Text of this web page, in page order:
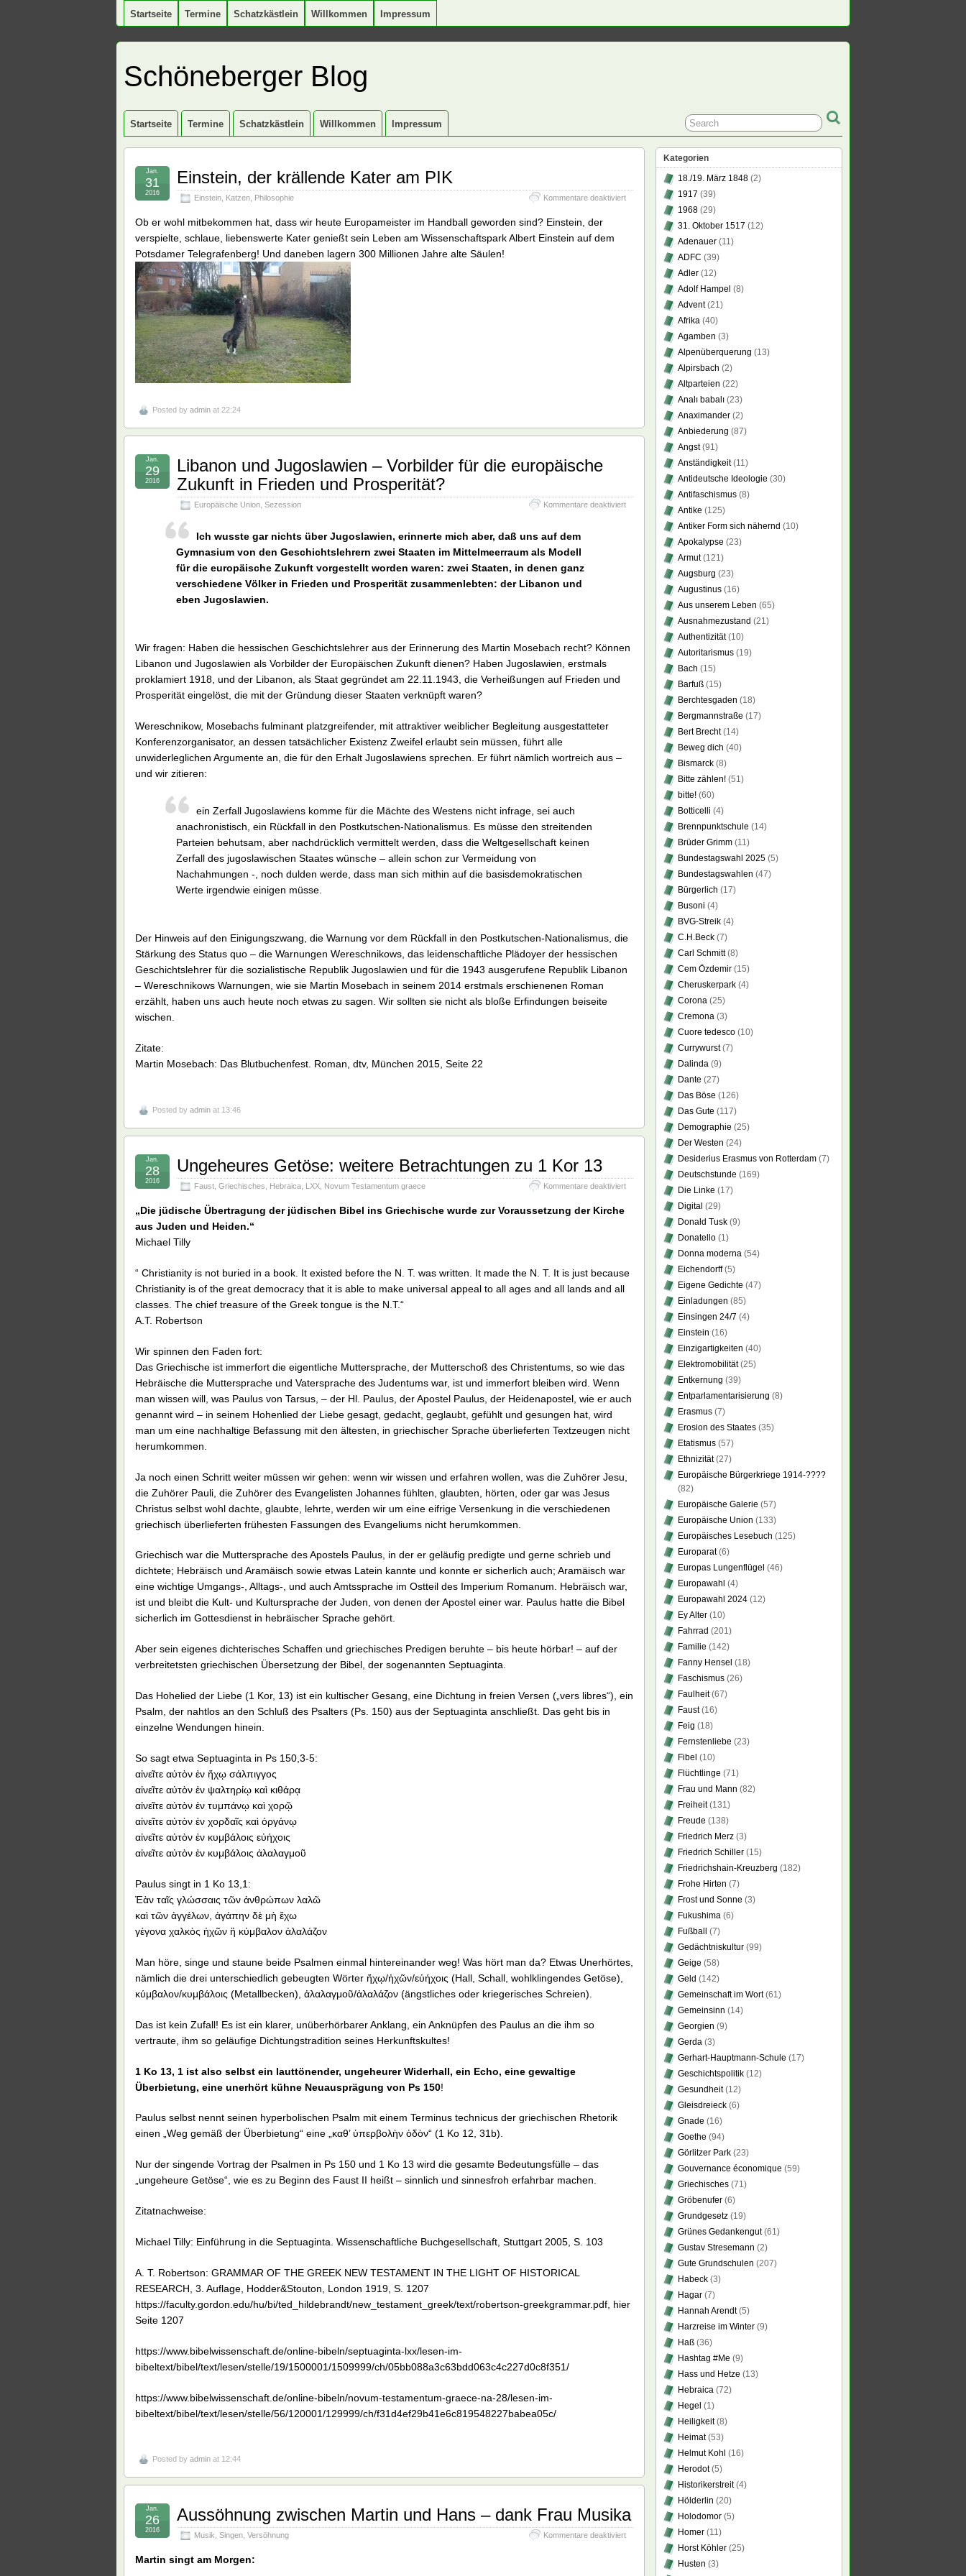
Startseite Termine Schatzkästlein Willkommen Impressum
Schöneberger Blog
Startseite Termine Schatzkästlein Willkommen Impressum
Einstein, der krällende Kater am PIK
Einstein Katzen Philosophie Kommentare deaktiviertfür
Jan.
31
2016
Ob er wohl mitbekommen hat, dass wir heute Europameister im Handball geworden sind? Einstein, der
verspielte, schlaue, liebenswerte Kater genießt sein Leben am Wissenschaftspark Albert Einstein auf dem
Potsdamer Telegrafenberg! Und daneben lagern 300 Millionen Jahre alte Säulen!
Posted by admin at 22:24
Libanon und Jugoslawien – Vorbilder für die europäische
Zukunft in Frieden und Prosperität?
Europäische Union Sezession Kommentare deaktiviertfür
Jugoslawien
europäische
Prosperität?
Jan.
29
2016
Ich wusste gar nichts über Jugoslawien, erinnerte mich aber, daß uns auf dem
Gymnasium von den Geschichtslehrern zwei Staaten im Mittelmeerraum als Modell
für die europäische Zukunft vorgestellt worden waren: zwei Staaten, in denen ganz
verschiedene Völker in Frieden und Prosperität zusammenlebten: der Libanon und
eben Jugoslawien.
Wir fragen: Haben die hessischen Geschichtslehrer aus der Erinnerung des Martin Mosebach recht? Können
Libanon und Jugoslawien als Vorbilder der Europäischen Zukunft dienen? Haben Jugoslawien, erstmals
proklamiert 1918, und der Libanon, als Staat gegründet am 22.11.1943, die Verheißungen auf Frieden und
Prosperität eingelöst, die mit der Gründung dieser Staaten verknüpft waren?
Wereschnikow, Mosebachs fulminant platzgreifender, mit attraktiver weiblicher Begleitung ausgestatteter
Konferenzorganisator, an dessen tatsächlicher Existenz Zweifel erlaubt sein müssen, führt alle
unwiderleglichen Argumente an, die für den Erhalt Jugoslawiens sprechen. Er führt nämlich wortreich aus –
und wir zitieren:
ein Zerfall Jugoslawiens komme für die Mächte des Westens nicht infrage, sei auch
anachronistisch, ein Rückfall in den Postkutschen-Nationalismus. Es müsse den streitenden
Parteien behutsam, aber nachdrücklich vermittelt werden, dass die Weltgesellschaft keinen
Zerfall des jugoslawischen Staates wünsche – allein schon zur Vermeidung von
Nachahmungen -, noch dulden werde, dass man sich mithin auf die basisdemokratischen
Werte irgendwie einigen müsse.
Der Hinweis auf den Einigungszwang, die Warnung vor dem Rückfall in den Postkutschen-Nationalismus, die
Stärkung des Status quo – die Warnungen Wereschnikows, das leidenschaftliche Plädoyer der hessischen
Geschichtslehrer für die sozialistische Republik Jugoslawien und für die 1943 ausgerufene Republik Libanon
– Wereschnikows Warnungen, wie sie Martin Mosebach in seinem 2014 erstmals erschienenen Roman
erzählt, haben uns auch heute noch etwas zu sagen. Wir sollten sie nicht als bloße Erfindungen beiseite
wischen.
Zitate:
Martin Mosebach: Das Blutbuchenfest. Roman, dtv, München 2015, Seite 22
Posted by admin at 13:46
Ungeheures Getöse: weitere Betrachtungen zu 1 Kor 13
Faust Griechisches Hebraica LXX Novum Testamentum graece Kommentare deaktiviertfür
Ungeheures
Betrachtungen
13
Jan.
28
2016
„Die jüdische Übertragung der jüdischen Bibel ins Griechische wurde zur Voraussetzung der Kirche
aus Juden und Heiden.“
Michael Tilly
“ Christianity is not buried in a book. It existed before the N. T. was written. It made the N. T. It is just because
Christianity is of the great democracy that it is able to make universal appeal to all ages and all lands and all
classes. The chief treasure of the Greek tongue is the N.T.“
A.T. Robertson
Wir spinnen den Faden fort:
Das Griechische ist immerfort die eigentliche Muttersprache, der Mutterschoß des Christentums, so wie das
Hebräische die Muttersprache und Vatersprache des Judentums war, ist und immerfort bleiben wird. Wenn
man wissen will, was Paulus von Tarsus, – der Hl. Paulus, der Apostel Paulus, der Heidenapostel, wie er auch
genannt wird – in seinem Hohenlied der Liebe gesagt, gedacht, geglaubt, gefühlt und gesungen hat, wird
man um eine nachhaltige Befassung mit den ältesten, in griechischer Sprache überlieferten Textzeugen nicht
herumkommen.
Ja noch einen Schritt weiter müssen wir gehen: wenn wir wissen und erfahren wollen, was die Zuhörer Jesu,
die Zuhörer Pauli, die Zuhörer des Evangelisten Johannes fühlten, glaubten, hörten, oder gar was Jesus
Christus selbst wohl dachte, glaubte, lehrte, werden wir um eine eifrige Versenkung in die verschiedenen
griechisch überlieferten frühesten Fassungen des Evangeliums nicht herumkommen.
Griechisch war die Muttersprache des Apostels Paulus, in der er geläufig predigte und gerne schrieb und
dichtete; Hebräisch und Aramäisch sowie etwas Latein kannte und konnte er sicherlich auch; Aramäisch war
eine wichtige Umgangs-, Alltags-, und auch Amtssprache im Ostteil des Imperium Romanum. Hebräisch war,
ist und bleibt die Kult- und Kultursprache der Juden, von denen der Apostel einer war. Paulus hatte die Bibel
sicherlich im Gottesdienst in hebräischer Sprache gehört.
Aber sein eigenes dichterisches Schaffen und griechisches Predigen beruhte – bis heute hörbar! – auf der
verbreitetsten griechischen Übersetzung der Bibel, der sogenannten Septuaginta.
Das Hohelied der Liebe (1 Kor, 13) ist ein kultischer Gesang, eine Dichtung in freien Versen („vers libres“), ein
Psalm, der nahtlos an den Schluß des Psalters (Ps. 150) aus der Septuaginta anschließt. Das geht bis in
einzelne Wendungen hinein.
So sagt etwa Septuaginta in Ps 150,3-5:
αἰνεῖτε αὐτὸν ἐν ἤχῳ σάλπιγγος
αἰνεῖτε αὐτὸν ἐν ψαλτηρίῳ καὶ κιθάρᾳ
αἰνεῖτε αὐτὸν ἐν τυμπάνῳ καὶ χορῷ
αἰνεῖτε αὐτὸν ἐν χορδαῖς καὶ ὀργάνῳ
αἰνεῖτε αὐτὸν ἐν κυμβάλοις εὐήχοις
αἰνεῖτε αὐτὸν ἐν κυμβάλοις ἀλαλαγμοῦ
Paulus singt in 1 Ko 13,1:
Ἐὰν ταῖς γλώσσαις τῶν ἀνθρώπων λαλῶ
καὶ τῶν ἀγγέλων, ἀγάπην δὲ μὴ ἔχω
γέγονα χαλκὸς ἠχῶν ἢ κύμβαλον ἀλαλάζον
Man höre, singe und staune beide Psalmen einmal hintereinander weg! Was hört man da? Etwas Unerhörtes,
nämlich die drei unterschiedlich gebeugten Wörter ἤχῳ/ἠχῶν/εὐήχοις (Hall, Schall, wohlklingendes Getöse),
κύμβαλον/κυμβάλοις (Metallbecken), ἀλαλαγμοῦ/ἀλαλάζον (ängstliches oder kriegerisches Schreien).
Das ist kein Zufall! Es ist ein klarer, unüberhörbarer Anklang, ein Anknüpfen des Paulus an die ihm so
vertraute, ihm so geläufige Dichtungstradition seines Herkunftskultes!
1 Ko 13, 1 ist also selbst ein lauttönender, ungeheurer Widerhall, ein Echo, eine gewaltige
Überbietung, eine unerhört kühne Neuausprägung von Ps 150!
Paulus selbst nennt seinen hyperbolischen Psalm mit einem Terminus technicus der griechischen Rhetorik
einen „Weg gemäß der Überbietung“ eine „καθ’ ὑπερβολὴν ὁδὸν“ (1 Ko 12, 31b).
Nur der singende Vortrag der Psalmen in Ps 150 und 1 Ko 13 wird die gesamte Bedeutungsfülle – das
„ungeheure Getöse“, wie es zu Beginn des Faust II heißt – sinnlich und sinnesfroh erfahrbar machen.
Zitatnachweise:
Michael Tilly: Einführung in die Septuaginta. Wissenschaftliche Buchgesellschaft, Stuttgart 2005, S. 103
A. T. Robertson: GRAMMAR OF THE GREEK NEW TESTAMENT IN THE LIGHT OF HISTORICAL
RESEARCH, 3. Auflage, Hodder&Stouton, London 1919, S. 1207
https://faculty.gordon.edu/hu/bi/ted_hildebrandt/new_testament_greek/text/robertson-greekgrammar.pdf, hier
Seite 1207
https://www.bibelwissenschaft.de/online-bibeln/septuaginta-lxx/lesen-im-
bibeltext/bibel/text/lesen/stelle/19/1500001/1509999/ch/05bb088a3c63bdd063c4c227d0c8f351/
https://www.bibelwissenschaft.de/online-bibeln/novum-testamentum-graece-na-28/lesen-im-
bibeltext/bibel/text/lesen/stelle/56/120001/129999/ch/f31d4ef29b41e6c819548227babea05c/
Posted by admin at 12:44
Aussöhnung zwischen Martin und Hans – dank Frau Musika
Musik, Singen, Versöhnung Kommentare deaktiviertfür
Aussöhnung
Jan.
26
2016
Martin singt am Morgen:
Kategorien
18./19. März 1848 (2)
1917 (39)
1968 (29)
31. Oktober 1517 (12)
Adenauer (11)
ADFC (39)
Adler (12)
Adolf Hampel (8)
Advent(21)
Afrika (40)
Agamben (3)
Alpenüberquerung (13)
Alpirsbach (2)
Altparteien (22)
Analı babalı (23)
Anaximander (2)
Anbiederung (87)
Angst(91)
Anständigkeit(11)
Antideutsche Ideologie (30)
Antifaschismus (8)
Antike (125)
Antiker Form sich nähernd (10)
Apokalypse (23)
Armut(121)
Augsburg (23)
Augustinus (16)
Aus unserem Leben (65)
Ausnahmezustand (21)
Authentizität(10)
Autoritarismus (19)
Bach (15)
Barfuß (15)
Berchtesgaden (18)
Bergmannstraße (17)
Bert Brecht(14)
Beweg dich (40)
Bismarck (8)
Bitte zählen! (51)
bitte! (60)
Botticelli (4)
Brennpunktschule (14)
Brüder Grimm (11)
Bundestagswahl 2025 (5)
Bundestagswahlen (47)
Bürgerlich (17)
Busoni (4)
BVG-Streik (4)
C.H.Beck (7)
Carl Schmitt(8)
Cem Özdemir (15)
Cheruskerpark (4)
Corona (25)
Cremona (3)
Cuore tedesco (10)
Currywurst(7)
Dalinda (9)
Dante (27)
Das Böse (126)
Das Gute (117)
Demographie (25)
Der Westen (24)
Desiderius Erasmus von Rotterdam (7)
Deutschstunde (169)
Die Linke (17)
Digital (29)
Donald Tusk (9)
Donatello (1)
Donna moderna (54)
Eichendorff(5)
Eigene Gedichte (47)
Einladungen (85)
Einsingen 24/7 (4)
Einstein (16)
Einzigartigkeiten (40)
Elektromobilität(25)
Entkernung (39)
Entparlamentarisierung (8)
Erasmus (7)
Erosion des Staates (35)
Etatismus (57)
Ethnizität(27)
Europäische Bürgerkriege 1914-????
(82)
Europäische Galerie (57)
Europäische Union (133)
Europäisches Lesebuch (125)
Europarat(6)
Europas Lungenflügel (46)
Europawahl (4)
Europawahl 2024 (12)
Ey Alter (10)
Fahrrad (201)
Familie (142)
Fanny Hensel (18)
Faschismus (26)
Faulheit(67)
Faust(16)
Feig (18)
Fernstenliebe (23)
Fibel (10)
Flüchtlinge (71)
Frau und Mann (82)
Freiheit(131)
Freude (138)
Friedrich Merz (3)
Friedrich Schiller (15)
Friedrichshain-Kreuzberg (182)
Frohe Hirten (7)
Frost und Sonne (3)
Fukushima (6)
Fußball
(7)
Gedächtniskultur (99)
Geige (58)
Geld (142)
Gemeinschaft im Wort(61)
Gemeinsinn (14)
Georgien (9)
Gerda (3)
Gerhart-Hauptmann-Schule (17)
Geschichtspolitik (12)
Gesundheit(12)
Gleisdreieck (6)
Gnade (16)
Goethe (94)
Görlitzer Park (23)
Gouvernance économique (59)
Griechisches (71)
Gröbenufer (6)
Grundgesetz (19)
Grünes Gedankengut(61)
Gustav Stresemann (2)
Gute Grundschulen (207)
Habeck (3)
Hagar (7)
Hannah Arendt(5)
Harzreise im Winter (9)
Haß (36)
Hashtag #Me (9)
Hass und Hetze (13)
Hebraica (72)
Hegel (1)
Heiligkeit(8)
Heimat(53)
Helmut Kohl (16)
Herodot(5)
Historikerstreit(4)
Hölderlin (20)
Holodomor (5)
Homer (11)
Horst Köhler (25)
Husten (3)